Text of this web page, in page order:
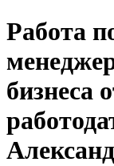
Работа
бизнеса